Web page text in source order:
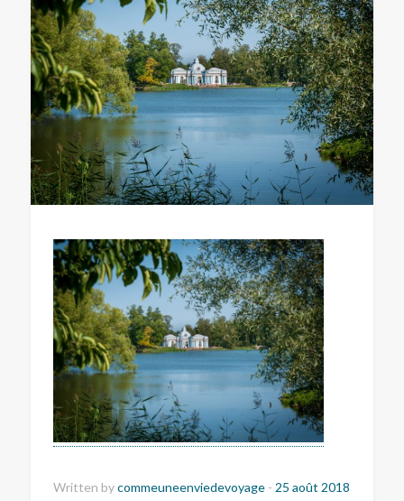
Written bycommeuneenviedevoyage - 25 août 2018